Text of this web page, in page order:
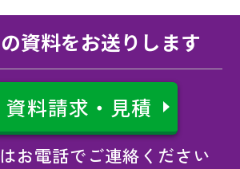
資料をお送りします
お電話でご連絡ください
資料請求・見積